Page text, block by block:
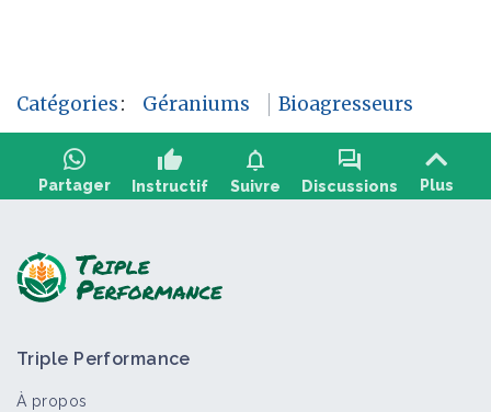
Catégories: Géraniums Bioagresseurs
Partager
thumb_up
Instructif
notifications
Suivre
forum
Discussions Plus
Triple Performance
À propos